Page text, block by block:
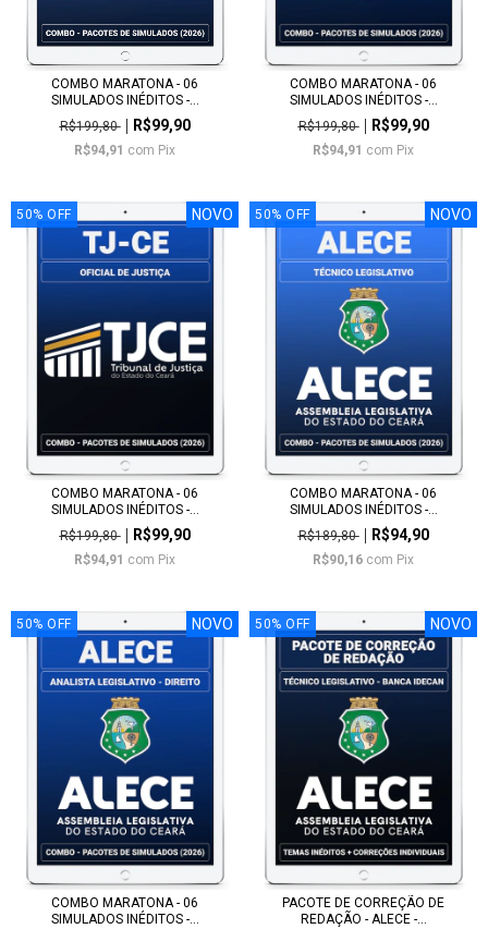
COMBO MARATONA - 06
SIMULADOS INÉDITOS -...
R$199,80
R$99,90
R$94,91 com Pix
COMBO MARATONA - 06
SIMULADOS INÉDITOS -...
R$199,80
R$99,90
R$94,91 com Pix
50% OFF NOVO
COMBO MARATONA - 06
SIMULADOS INÉDITOS -...
R$199,80
R$99,90
R$94,91 com Pix
50% OFF NOVO
COMBO MARATONA - 06
SIMULADOS INÉDITOS -...
R$189,80
R$94,90
R$90,16 com Pix
50% OFF NOVO
COMBO MARATONA - 06
SIMULADOS INÉDITOS -...
50% OFF NOVO
PACOTE DE CORREÇÃO DE
REDAÇÃO - ALECE -...